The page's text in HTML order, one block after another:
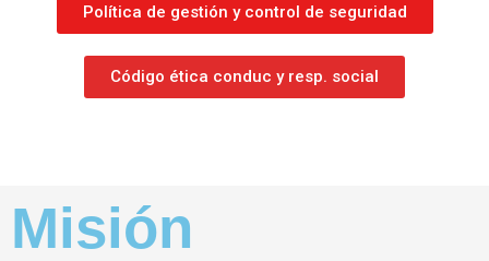
Política de gestión y control de seguridad
Código ética conduc y resp. social
Misión